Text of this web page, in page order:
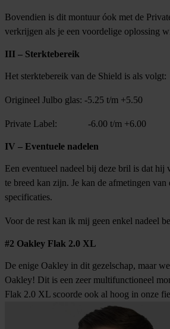
Bovendien is dit montuur óok met de
verkrijgen als je een voordelige oplossing
III – Sterktebereik
Het sterktebereik van de Shield is als volgt:
Origineel Julbo glas: -5.25 t/m +5.50
Private Label: -6.00 t/m +6.00
IV – Eventuele nadelen
Een eventueel nadeel bij deze bril is dat hij
te breed kan zijn. Je kan de afmetingen
specificaties.
Voor de rest kan ik mij geen enkel nadeel
#2 Oakley Flak 2.0 XL
De enige Oakley in dit gezelschap, maar
Oakley! Dit is een zeer multifunctioneel
Flak 2.0 XL scoorde ook al hoog in onze